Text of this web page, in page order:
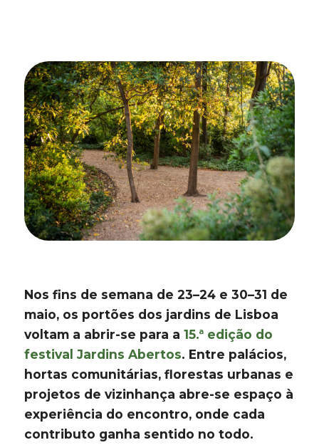
Nos fins de semana de 23–24 e 30–31 de
maio, os portões dos jardins de Lisboa
voltam a abrir-se para a15.ª edição do
festival Jardins Abertos. Entre palácios,
hortas comunitárias, florestas urbanas e
projetos de vizinhança abre-se espaço à
experiência do encontro, onde cada
contributo ganha sentido no todo.